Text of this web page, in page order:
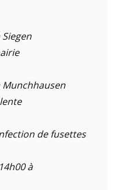
Munchhausen
de fusettes
à